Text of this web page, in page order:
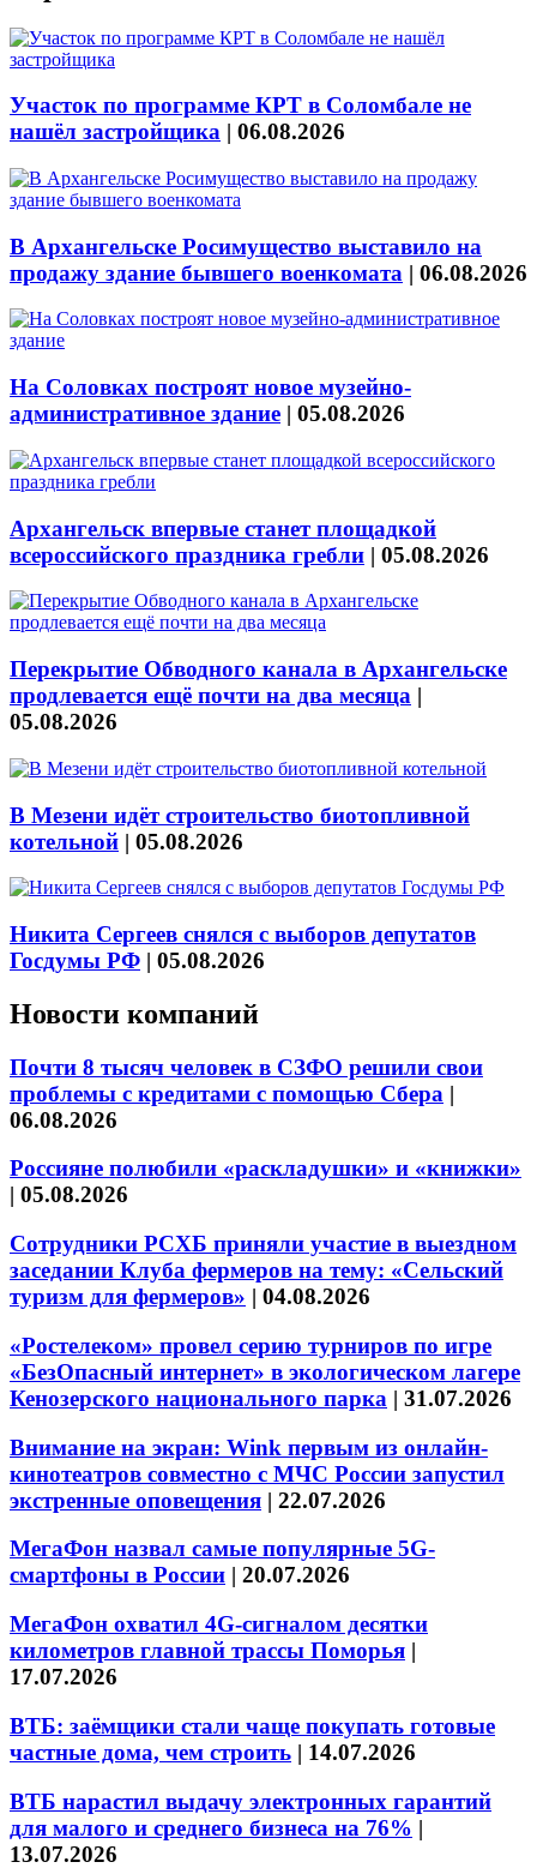
Участок по программе КРТ в Соломбале не
нашёл застройщика | 06.08.2026
В Архангельске Росимущество выставило на
продажу здание бывшего военкомата | 06.08.2026
На Соловках построят новое музейно-
административное здание | 05.08.2026
Архангельск впервые станет площадкой
всероссийского праздника гребли | 05.08.2026
Перекрытие Обводного канала в Архангельске
продлевается ещё почти на два месяца |
05.08.2026
В Мезени идёт строительство биотопливной
котельной | 05.08.2026
Никита Сергеев снялся с выборов депутатов
Госдумы РФ | 05.08.2026
Новости компаний
Почти 8 тысяч человек в СЗФО решили свои
проблемы с кредитами с помощью Сбера |
06.08.2026
Россияне полюбили «раскладушки» и «книжки»
| 05.08.2026
Сотрудники РСХБ приняли участие в выездном
заседании Клуба фермеров на тему: «Сельский
туризм для фермеров» | 04.08.2026
«Ростелеком» провел серию турниров по игре
«БезОпасный интернет» в экологическом лагере
Кенозерского национального парка | 31.07.2026
Внимание на экран: Wink первым из онлайн-
кинотеатров совместно с МЧС России запустил
экстренные оповещения | 22.07.2026
МегаФон назвал самые популярные 5G-
смартфоны в России | 20.07.2026
МегаФон охватил 4G-сигналом десятки
километров главной трассы Поморья |
17.07.2026
ВТБ: заёмщики стали чаще покупать готовые
частные дома, чем строить | 14.07.2026
ВТБ нарастил выдачу электронных гарантий
для малого и среднего бизнеса на 76% |
13.07.2026